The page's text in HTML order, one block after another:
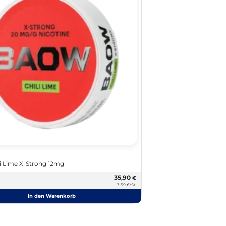
Lime X-Strong 12mg
35,90 €
3,59 €/St.
In den Warenkorb